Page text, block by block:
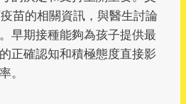
苗的相關資訊，與醫生討論
早期接種能夠為孩子提供最
正確認知和積極態度直接影
。